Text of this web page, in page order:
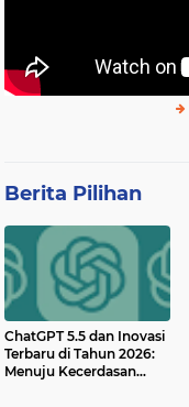
Berita Pilihan
ChatGPT 5.5 dan Inovasi
Terbaru di Tahun 2026:
Menuju Kecerdasan